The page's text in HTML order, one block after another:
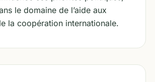
le domaine de l’aide aux
la coopération internationale.